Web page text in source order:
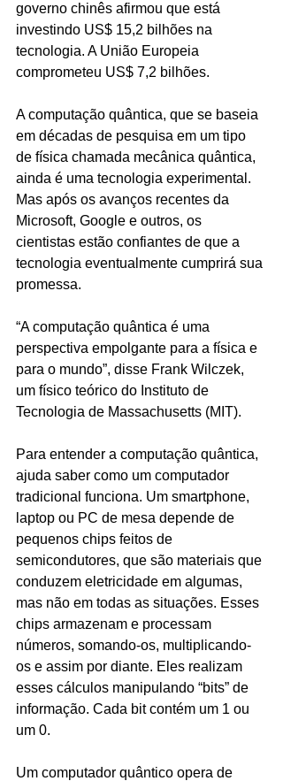
governo chinês afirmou que está
investindo US$ 15,2 bilhões na
tecnologia. A União Europeia
comprometeu US$ 7,2 bilhões.
A computação quântica, que se baseia
em décadas de pesquisa em um tipo
de física chamada mecânica quântica,
ainda é uma tecnologia experimental.
Mas após os avanços recentes da
Microsoft, Google e outros, os
cientistas estão confiantes de que a
tecnologia eventualmente cumprirá sua
promessa.
“A computação quântica é uma
perspectiva empolgante para a física e
para o mundo”, disse Frank Wilczek,
um físico teórico do Instituto de
Tecnologia de Massachusetts (MIT).
Para entender a computação quântica,
ajuda saber como um computador
tradicional funciona. Um smartphone,
laptop ou PC de mesa depende de
pequenos chips feitos de
semicondutores, que são materiais que
conduzem eletricidade em algumas,
mas não em todas as situações. Esses
chips armazenam e processam
números, somando-os, multiplicando-
os e assim por diante. Eles realizam
esses cálculos manipulando “bits” de
informação. Cada bit contém um 1 ou
um 0.
Um computador quântico opera de